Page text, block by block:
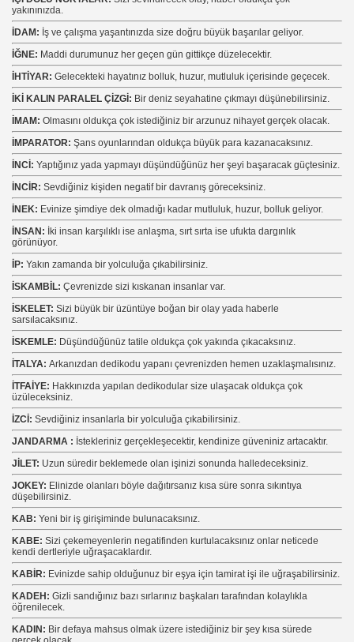
yakınınızda.
İDAM: İş ve çalışma yaşantınızda size doğru büyük başarılar geliyor.
İĞNE: Maddi durumunuz her geçen gün gittikçe düzelecektir.
İHTİYAR: Gelecekteki hayatınız bolluk, huzur, mutluluk içerisinde geçecek.
İKİ KALIN PARALEL ÇİZGİ: Bir deniz seyahatine çıkmayı düşünebilirsiniz.
İMAM: Olmasını oldukça çok istediğiniz bir arzunuz nihayet gerçek olacak.
İMPARATOR: Şans oyunlarından oldukça büyük para kazanacaksınız.
İNCİ: Yaptığınız yada yapmayı düşündüğünüz her şeyi başaracak güçtesiniz.
İNCİR: Sevdiğiniz kişiden negatif bir davranış göreceksiniz.
İNEK: Evinize şimdiye dek olmadığı kadar mutluluk, huzur, bolluk geliyor.
İNSAN:
İki insan karşılıklı ise anlaşma, sırt sırta ise ufukta dargınlık
görünüyor.
İP: Yakın zamanda bir yolculuğa çıkabilirsiniz.
İSKAMBİL: Çevrenizde sizi kıskanan insanlar var.
İSKELET: Sizi büyük bir üzüntüye boğan bir olay yada haberle
sarsılacaksınız.
İSKEMLE: Düşündüğünüz tatile oldukça çok yakında çıkacaksınız.
İTALYA: Arkanızdan dedikodu yapanı çevrenizden hemen uzaklaşmalısınız.
İTFAİYE: Hakkınızda yapılan dedikodular size ulaşacak oldukça çok
üzüleceksiniz.
İZCİ: Sevdiğiniz insanlarla bir yolculuğa çıkabilirsiniz.
JANDARMA : İstekleriniz gerçekleşecektir, kendinize güveniniz artacaktır.
JİLET: Uzun süredir beklemede olan işinizi sonunda halledeceksiniz.
JOKEY: Elinizde olanları böyle dağıtırsanız kısa süre sonra sıkıntıya
düşebilirsiniz.
KAB: Yeni bir iş girişiminde bulunacaksınız.
KABE: Sizi çekemeyenlerin negatifinden kurtulacaksınız onlar neticede
kendi dertleriyle uğraşacaklardır.
KABİR: Evinizde sahip olduğunuz bir eşya için tamirat işi ile uğraşabilirsiniz.
KADEH: Gizli sandığınız bazı sırlarınız başkaları tarafından kolaylıkla
öğrenilecek.
KADIN: Bir defaya mahsus olmak üzere istediğiniz bir şey kısa sürede